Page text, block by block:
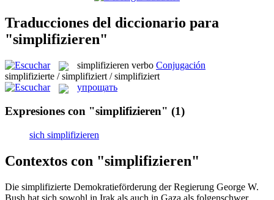
Traducciones del diccionario para
"simplifizieren"
simplifizieren verbo Conjugación
simplifizierte / simplifiziert / simplifiziert
упрощать
Expresiones con "simplifizieren" (1)
sich simplifizieren
Contextos con "simplifizieren"
Die simplifizierte Demokratieförderung der Regierung George W.
Bush hat sich sowohl in Irak als auch in Gaza als folgenschwer